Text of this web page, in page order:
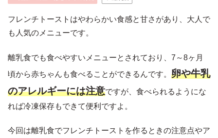
フレンチトーストはやわらかい食感と甘さがあり、大人で
も人気のメニューです。
離乳食でも食べやすいメニューとされており、7～8ヶ月
頃から赤ちゃんも食べることができるんです。 卵や牛乳
のアレルギーには注意ですが、食べられるようにな
れば冷凍保存もできて便利ですよ。
今回は離乳食でフレンチトーストを作るときの注意点やア